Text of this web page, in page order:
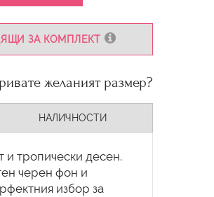
ЗА КОМПЛЕКТ
желаният размер?
НАЛИЧНОСТИ
и тропически десен.
черен фон и
избор за